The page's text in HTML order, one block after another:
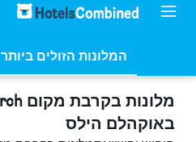
המלונות הזולים ביותר
באוקהלם הילס